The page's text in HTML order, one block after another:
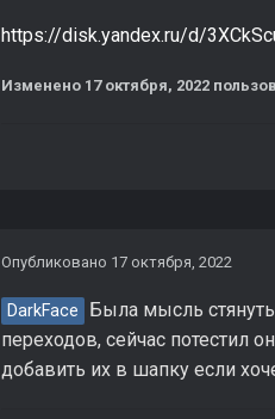
https://disk.yandex.ru/d/
Изменено 17 октября, 2022
Опубликовано 17 октября, 2022
DarkFace
Была мысль
переходов, сейчас потестил
добавить их в шапку если